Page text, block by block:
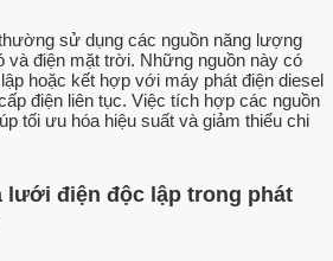
sử dụng các nguồn năng lượng
và điện mặt trời. Những nguồn này có
hoặc kết hợp với máy phát điện diesel
điện liên tục. Việc tích hợp các nguồn
tối ưu hóa hiệu suất và giảm thiểu chi
lưới điện độc lập trong phát